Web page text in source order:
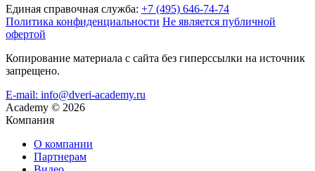
Единая справочная служба: +7 (495) 646-74-74
Политика конфиденциальности Не является публичной
офертой
Копирование материала с сайта без гиперссылки на источник
запрещено.
E-mail: info@dveri-academy.ru
Academy © 2026
Компания
О компании
Партнерам